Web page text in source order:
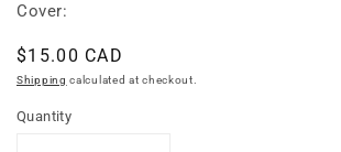
Cover:
Regular
price
$15.00 CAD
Shipping calculated at checkout.
Quantity